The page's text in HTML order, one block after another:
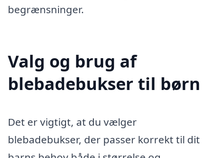
begrænsninger.
Valg og brug af
blebadebukser til børn
Det er vigtigt, at du vælger
blebadebukser, der passer korrekt til dit